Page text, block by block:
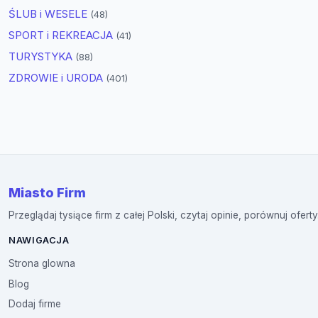
ŚLUB i WESELE (48)
SPORT i REKREACJA (41)
TURYSTYKA (88)
ZDROWIE i URODA (401)
Miasto Firm
Przeglądaj tysiące firm z całej Polski, czytaj opinie, porównuj
NAWIGACJA
Strona glowna
Blog
Dodaj firme